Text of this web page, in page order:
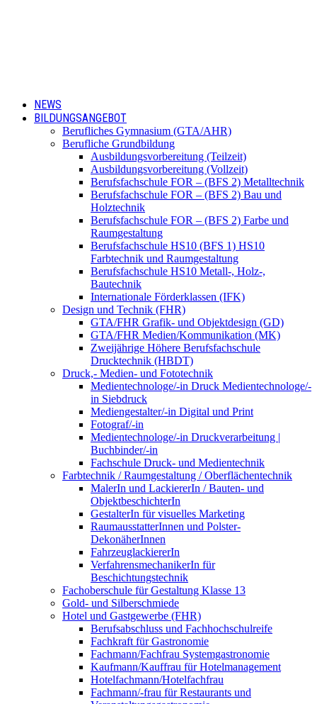
NEWS
BILDUNGSANGEBOT
Berufliches Gymnasium (GTA/AHR)
Berufliche Grundbildung
Ausbildungsvorbereitung (Teilzeit)
Ausbildungsvorbereitung (Vollzeit)
Berufsfachschule FOR – (BFS 2) Metalltechnik
Berufsfachschule FOR – (BFS 2) Bau und
Holztechnik
Berufsfachschule FOR – (BFS 2) Farbe und
Raumgestaltung
Berufsfachschule HS10 (BFS 1) HS10
Farbtechnik und Raumgestaltung
Berufsfachschule HS10 Metall-, Holz-,
Bautechnik
Internationale Förderklassen (IFK)
Design und Technik (FHR)
GTA/FHR Grafik- und Objektdesign (GD)
GTA/FHR Medien/Kommunikation (MK)
Zweijährige Höhere Berufsfachschule
Drucktechnik (HBDT)
Druck,- Medien- und Fototechnik
Medientechnologe/-in Druck Medientechnologe/-
in Siebdruck
Mediengestalter/-in Digital und Print
Fotograf/-in
Medientechnologe/-in Druckverarbeitung |
Buchbinder/-in
Fachschule Druck- und Medientechnik
Farbtechnik / Raumgestaltung / Oberflächentechnik
MalerIn und LackiererIn / Bauten- und
ObjektbeschichterIn
GestalterIn für visuelles Marketing
RaumausstatterInnen und Polster-
DekonäherInnen
FahrzeuglackiererIn
VerfahrensmechanikerIn für
Beschichtungstechnik
Fachoberschule für Gestaltung Klasse 13
Gold- und Silberschmiede
Hotel und Gastgewerbe (FHR)
Berufsabschluss und Fachhochschulreife
Fachkraft für Gastronomie
Fachmann/Fachfrau Systemgastronomie
Kaufmann/Kauffrau für Hotelmanagement
Hotelfachmann/Hotelfachfrau
Fachmann/-frau für Restaurants und